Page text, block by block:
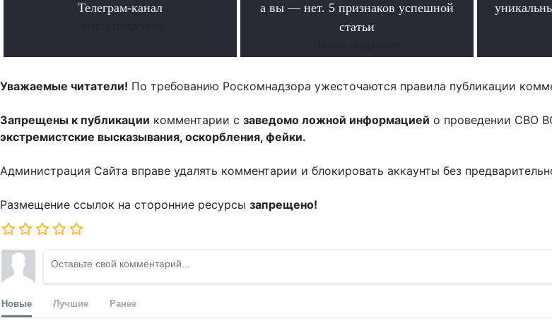
Телеграм-канал
а вы — нет. 5 признаков успешной
статьи
Уважаемые читатели! По требованию Роскомнадзора ужесточаются правила публикации
Запрещены к публикации комментарии с заведомо ложной информацией о проведении СВО
экстремистские высказывания, оскорбления, фейки.
Администрация Сайта вправе удалять комментарии и блокировать аккаунты без
Размещение ссылок на сторонние ресурсы запрещено!
Новые Лучшие Ранее